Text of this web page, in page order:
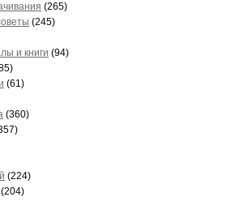
(265)
(245)
и книги (94)
(61)
(360)
(224)
(204)